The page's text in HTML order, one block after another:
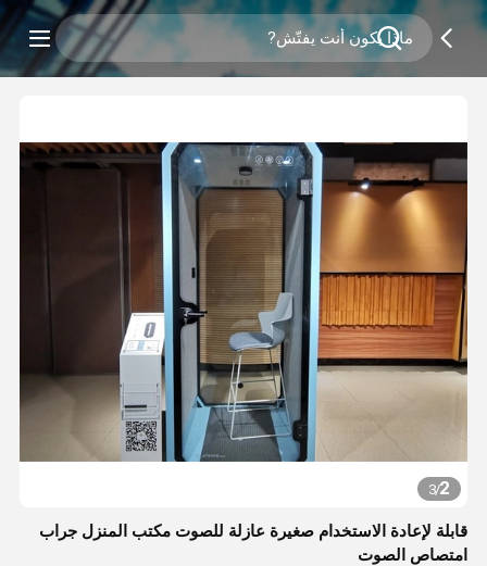
2
/
3
قابلة لإعادة الاستخدام صغيرة عازلة للصوت مكتب المنزل جراب
امتصاص الصوت